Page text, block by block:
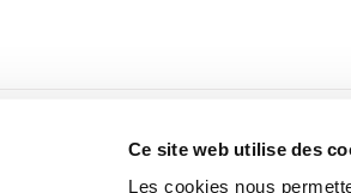
Ce site web utilise des
Les cookies nous